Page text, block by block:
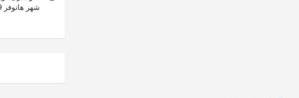
شهر هانوفر 29 سپتامبر تا اول اکتبر 2017